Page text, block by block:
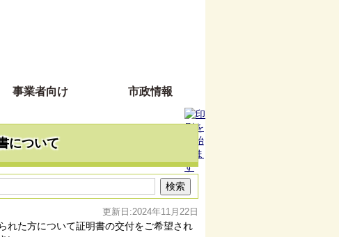
事業者向け 市政情報
について
更新日:2024年11月22日
れた方について証明書の交付をご希望され